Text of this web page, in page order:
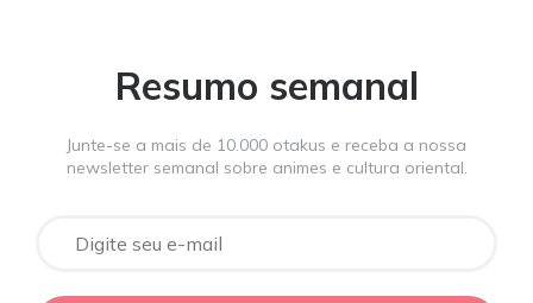
Resumo semanal
Junte-se a mais de 10.000 otakus e receba a nossa
newsletter semanal sobre animes e cultura oriental.